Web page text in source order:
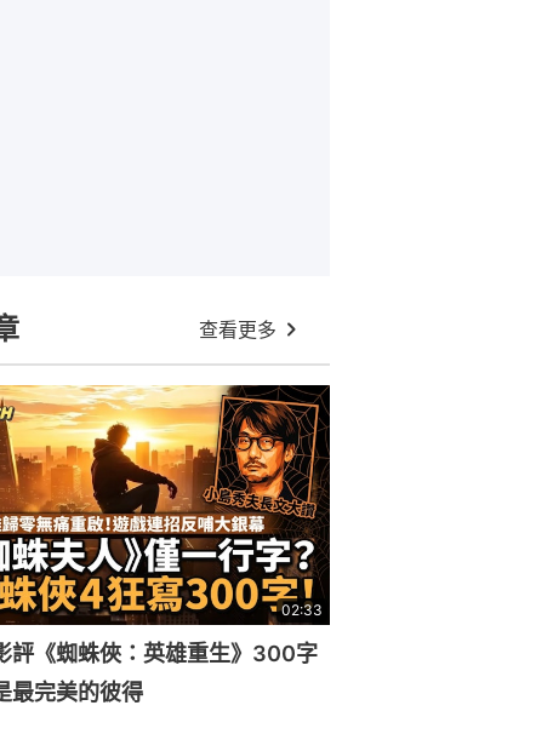
查看更多
02:33
評《蜘蛛俠：英雄重生》300字
最完美的彼得